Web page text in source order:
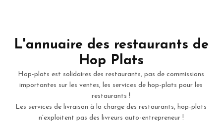
L'annuaire des restaurants de
Hop Plats
Hop-plats est solidaires des restaurants, pas de commissions
importantes sur les ventes, les services de hop-plats pour les
restaurants !
Les services de livraison à la charge des restaurants, hop-plats
n'exploitent pas des livreurs auto-entrepreneur !